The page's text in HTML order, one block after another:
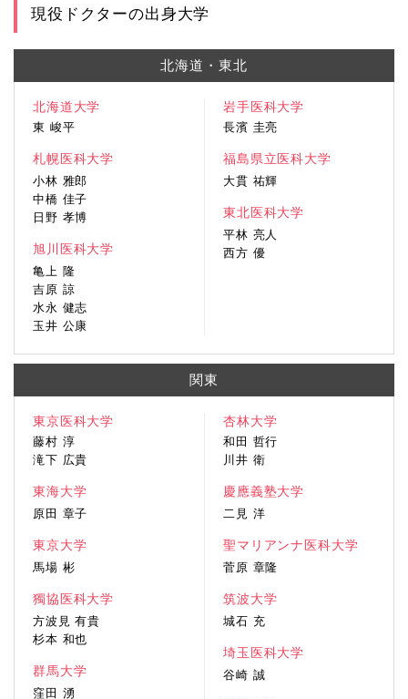
現役ドクターの出身大学
北海道・東北
北海道大学
東 峻平
札幌医科大学
小林 雅郎
中橋 佳子
日野 孝博
旭川医科大学
亀上 隆
吉原 諒
水永 健志
玉井 公康
岩手医科大学
長濱 圭亮
福島県立医科大学
大貫 祐輝
東北医科大学
平林 亮人
西方 優
関東
東京医科大学
藤村 淳
滝下 広貴
東海大学
原田 章子
東京大学
馬場 彬
獨協医科大学
方波見 有貴
杉本 和也
群馬大学
窪田 湧
杏林大学
和田 哲行
川井 衛
慶應義塾大学
二見 洋
聖マリアンナ医科大学
菅原 章隆
筑波大学
城石 充
埼玉医科大学
谷崎 誠